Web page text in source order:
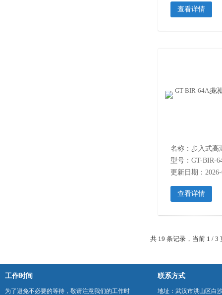
查看详情
型号：GT-BIR-
更新日期：
查看详情
共 19 条记录，当前 1 /
工作时间
为了避免不必要的等待，敬请注意我们的工作时
联系方式
地址：武汉市洪山区白